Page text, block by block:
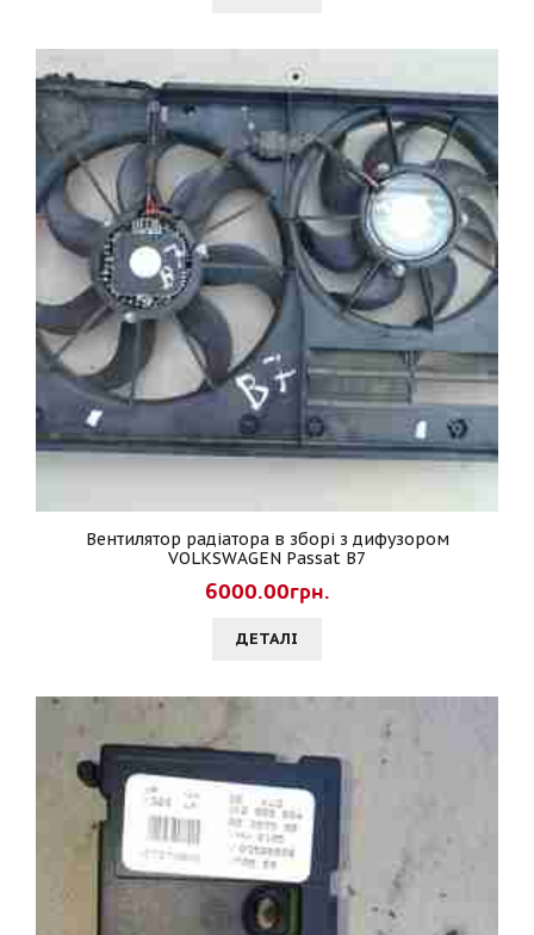
Вентилятор радіатора в зборі з дифузором
VOLKSWAGEN Passat B7
6000.00грн.
ДЕТАЛI